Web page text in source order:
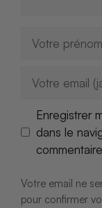
mail
Enregistrer
dans le
Votre email ne
pour confirmer